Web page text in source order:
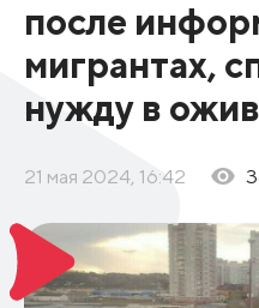
после
мигрантах,
нужду в
21 мая 2024, 16:42